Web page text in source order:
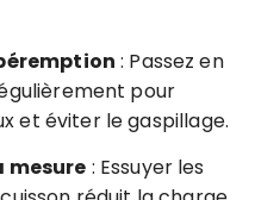
: Passez en
pour
et éviter le gaspillage.
mesure : Essuyer les